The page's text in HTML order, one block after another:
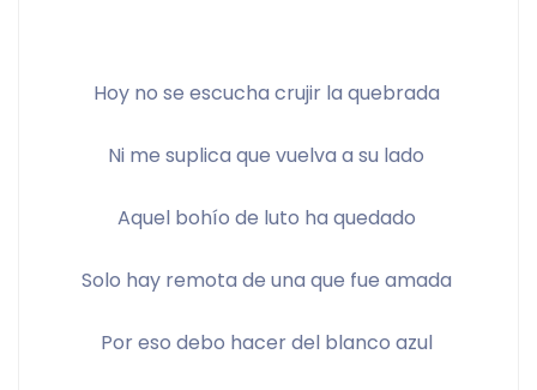
Hoy no se escucha crujir la quebrada
Ni me suplica que vuelva a su lado
Aquel bohío de luto ha quedado
Solo hay remota de una que fue amada
Por eso debo hacer del blanco azul